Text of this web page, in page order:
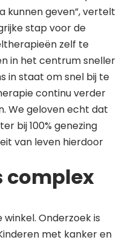
kunnen geven”, vertelt
stap voor de
zelf te
in het centrum sneller
in staat om snel bij te
continu verder
We geloven echt dat
bij 100% genezing
van leven hierdoor
complex
Onderzoek is
met kanker en